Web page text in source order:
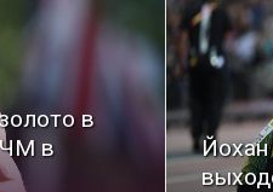
в
ЧМ в
Йохан